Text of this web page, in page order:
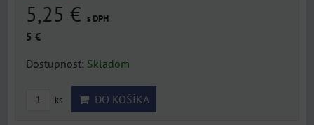
5,25 € s DPH
5 €
Dostupnosť: Skladom
ks DO KOŠÍKA